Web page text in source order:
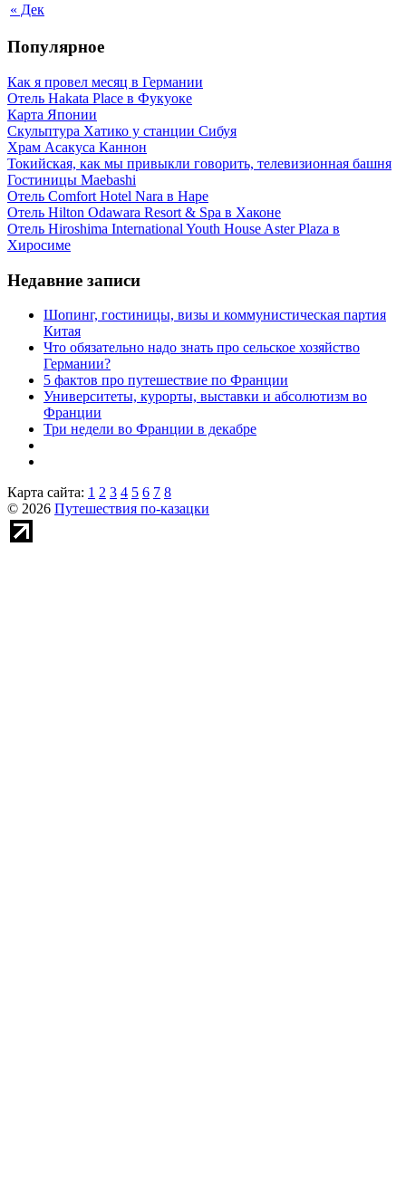
« Дек
Популярное
Как я провел месяц в Германии
Отель Hakata Place в Фукуоке
Карта Японии
Скульптура Хатико у станции Сибуя
Храм Асакуса Каннон
Токийская, как мы привыкли говорить, телевизионная башня
Гостиницы Maebashi
Отель Comfort Hotel Nara в Наре
Отель Hilton Odawara Resort & Spa в Хаконе
Отель Hiroshima International Youth House Aster Plaza в
Хиросиме
Недавние записи
Шопинг, гостиницы, визы и коммунистическая партия
Китая
Что обязательно надо знать про сельское хозяйство
Германии?
5 фактов про путешествие по Франции
Университеты, курорты, выставки и абсолютизм во
Франции
Три недели во Франции в декабре
Карта сайта: 1 2 3 4 5 6 7 8
© 2026 Путешествия по-казацки